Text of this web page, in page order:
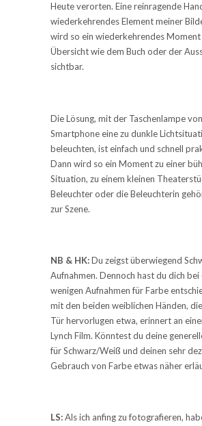
Heute verorten. Eine reinragende
wiederkehrendes Element meiner
wird so ein wiederkehrendes
Übersicht wie dem Buch oder der
sichtbar.
Die Lösung, mit der Taschenlampe
Smartphone eine zu dunkle
beleuchten, ist einfach und schnell
Dann wird so ein Moment zu einer
Situation, zu einem kleinen
Beleuchter oder die Beleuchterin
zur Szene.
NB & HK:Du zeigst überwiegend
Aufnahmen. Dennoch hast du dich bei
wenigen Aufnahmen für Farbe
mit den beiden weiblichen Händen,
Tür hervorlugen etwa, erinnert an
Lynch Film. Könntest du deine
für Schwarz/Weiß und deinen sehr
Gebrauch von Farbe etwas näher
LS:Als ich anfing zu fotografieren,